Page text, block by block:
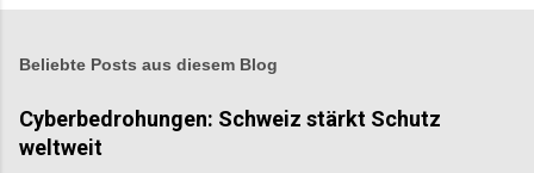
Beliebte Posts aus diesem Blog
Cyberbedrohungen: Schweiz stärkt Schutz
weltweit